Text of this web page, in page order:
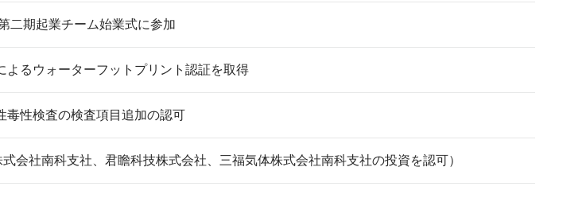
二期起業チーム始業式に参加
るウォーターフットプリント認証を取得
毒性検査の検査項目追加の認可
会社南科支社、君瞻科技株式会社、三福気体株式会社南科支社の投資を認可）